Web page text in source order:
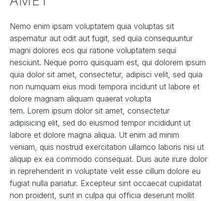
Nemo enim ipsam voluptatem quia voluptas sit
aspernatur aut odit aut fugit, sed quia consequuntur
magni dolores eos qui ratione voluptatem sequi
nesciunt. Neque porro quisquam est, qui dolorem ipsum
quia dolor sit amet, consectetur, adipisci velit, sed quia
non numquam eius modi tempora incidunt ut labore et
dolore magnam aliquam quaerat volupta
tem. Lorem ipsum dolor sit amet, consectetur
adipisicing elit, sed do eiusmod tempor incididunt ut
labore et dolore magna aliqua. Ut enim ad minim
veniam, quis nostrud exercitation ullamco laboris nisi ut
aliquip ex ea commodo consequat. Duis aute irure dolor
in reprehenderit in voluptate velit esse cillum dolore eu
fugiat nulla pariatur. Excepteur sint occaecat cupidatat
non proident, sunt in culpa qui officia deserunt mollit